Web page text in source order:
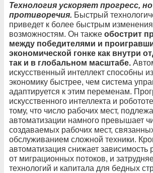
Технология ускоряет прогресс,
противоречия. Быстрый
приведет к более быстрым
возможностям. Он также обострит
между победителями и
экономической гонке как внутри
так и в глобальном масштабе.
искусственный интеллект способны
экономику быстрее, чем система
адаптируется к этим переменам.
искусственного интеллекта и
тому, что число рабочих мест,
автоматизации намного превышает
создаваемых рабочих мест,
обслуживанием сложной техники.
автоматизация снижает зависимость
от миграционных потоков, и
технологий и капитала для бедных